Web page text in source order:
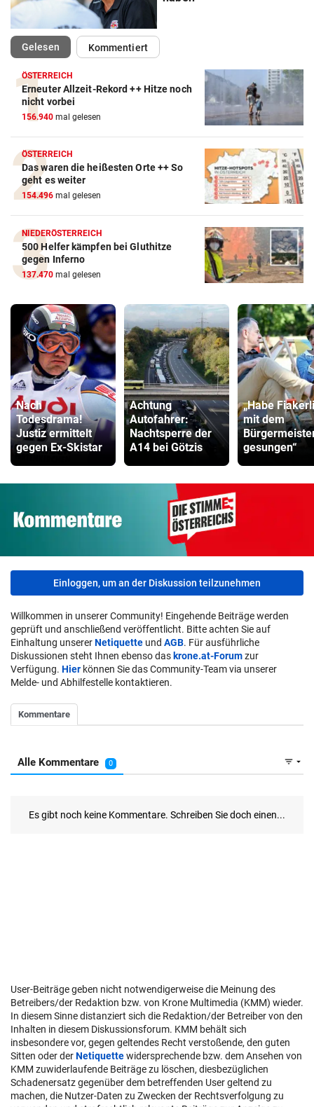
Gelesen(ausgewählt)Kommentiert
ÖSTERREICH
Erneuter Allzeit-Rekord ++ Hitze noch
nicht vorbei
156.940 mal gelesen
ÖSTERREICH
Das waren die heißesten Orte ++ So
geht es weiter
154.496 mal gelesen
NIEDERÖSTERREICH
500 Helfer kämpfen bei Gluthitze
gegen Inferno
137.470 mal gelesen
Nach
Todesdrama!
Justiz ermittelt
gegen Ex-Skistar
Achtung
Autofahrer:
Nachtsperre der
A14 bei Götzis
„Habe
mit dem
gesungen“
Einloggen, um an der Diskussion teilzunehmen
Willkommen in unserer Community! Eingehende Beiträge werden
geprüft und anschließend veröffentlicht. Bitte achten Sie auf
Einhaltung unsererNetiquette und AGB. Für ausführliche
Diskussionen steht Ihnen ebenso das krone.at-Forumzur
Verfügung. Hier können Sie das Community-Team via unserer
Melde- und Abhilfestelle kontaktieren.
User-Beiträge geben nicht notwendigerweise die Meinung des
Betreibers/der Redaktion bzw. von Krone Multimedia (KMM) wieder.
In diesem Sinne distanziert sich die Redaktion/der Betreiber von den
Inhalten in diesem Diskussionsforum. KMM behält sich
insbesondere vor, gegen geltendes Recht verstoßende, den guten
Sitten oder derNetiquettewidersprechende bzw. dem Ansehen von
KMM zuwiderlaufende Beiträge zu löschen, diesbezüglichen
Schadenersatz gegenüber dem betreffenden User geltend zu
machen, die Nutzer-Daten zu Zwecken der Rechtsverfolgung zu